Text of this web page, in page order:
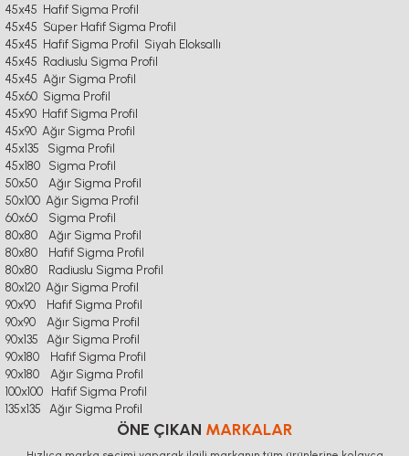
45x45 Hafif Sigma Profil
45x45 Süper Hafif Sigma Profil
45x45 Hafif Sigma Profil Siyah Eloksallı
45x45 Radiuslu Sigma Profil
45x45 Ağır Sigma Profil
45x60 Sigma Profil
45x90 Hafif Sigma Profil
45x90 Ağır Sigma Profil
45x135 Sigma Profil
45x180 Sigma Profil
50x50 Ağır Sigma Profil
50x100 Ağır Sigma Profil
60x60 Sigma Profil
80x80 Ağır Sigma Profil
80x80 Hafif Sigma Profil
80x80 Radiuslu Sigma Profil
80x120 Ağır Sigma Profil
90x90 Hafif Sigma Profil
90x90 Ağır Sigma Profil
90x135 Ağır Sigma Profil
90x180 Hafif Sigma Profil
90x180 Ağır Sigma Profil
100x100 Hafif Sigma Profil
135x135 Ağır Sigma Profil
ÖNE ÇIKAN MARKALAR